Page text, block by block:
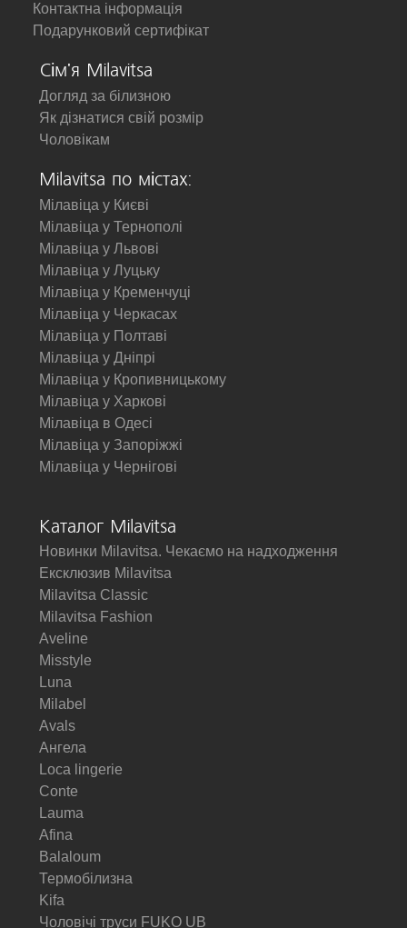
Контактна інформація
Подарунковий сертифікат
Сім'я Milavitsa
Догляд за білизною
Як дізнатися свій розмір
Чоловікам
Milavitsa по містах:
Мілавіца у Києві
Мілавіца у Тернополі
Мілавіца у Львові
Мілавіца у Луцьку
Мілавіца у Кременчуці
Мілавіца у Черкасах
Мілавіца у Полтаві
Мілавіца у Дніпрі
Мілавіца у Кропивницькому
Мілавіца у Харкові
Мілавіца в Одесі
Мілавіца у Запоріжжі
Мілавіца у Чернігові
Каталог Milavitsa
Новинки Milavitsa. Чекаємо на надходження
Ексклюзив Milavitsa
Milavitsa Classic
Milavitsa Fashion
Aveline
Misstyle
Luna
Milabel
Avals
Ангела
Loca lingerie
Conte
Lauma
Afina
Balaloum
Термобілизна
Kifa
Чоловічі труси FUKO UB